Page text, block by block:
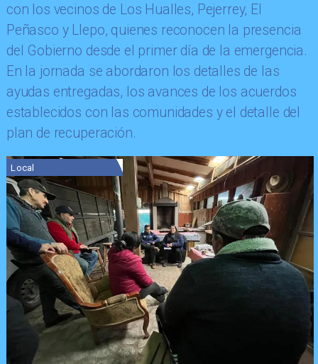
con los vecinos de Los Hualles, Pejerrey, El
Peñasco y Llepo, quienes reconocen la presencia
del Gobierno desde el primer día de la emergencia.
En la jornada se abordaron los detalles de las
ayudas entregadas, los avances de los acuerdos
establecidos con las comunidades y el detalle del
plan de recuperación.
Local